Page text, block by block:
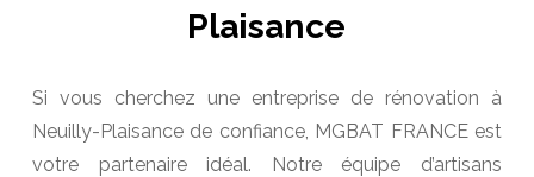
Plaisance
Si vous cherchez une entreprise de rénovation à
Neuilly-Plaisance de confiance, MGBAT FRANCE est
votre partenaire idéal. Notre équipe d’artisans